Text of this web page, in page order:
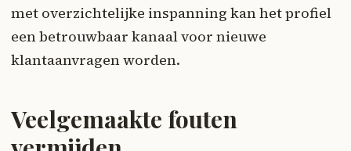
met overzichtelijke inspanning kan het profiel
een betrouwbaar kanaal voor nieuwe
klantaanvragen worden.
Veelgemaakte fouten